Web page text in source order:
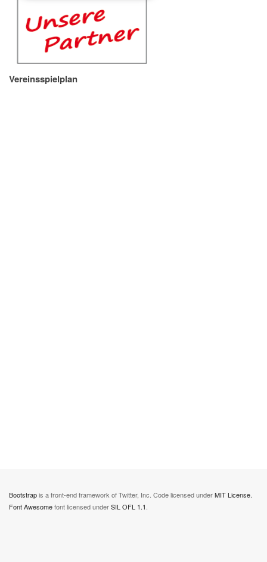
Vereinsspielplan
Bootstrapis a front-end framework of Twitter, Inc. Code licensed underMIT License.
Font Awesomefont licensed underSIL OFL 1.1